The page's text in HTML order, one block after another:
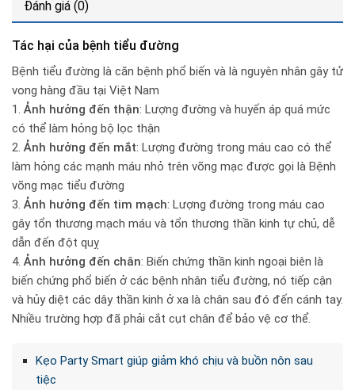
Đánh giá (0)
Tác hại của bệnh tiểu đường
Bệnh tiểu đường là căn bệnh phổ biến và là nguyên nhân gây tử
vong hàng đầu tại Việt Nam
1. Ảnh hưởng đến thận: Lượng đường và huyến áp quá mức
có thể làm hỏng bộ lọc thận
2. Ảnh hưởng đến mắt: Lượng đường trong máu cao có thể
làm hỏng các mạnh máu nhỏ trên võng mạc được gọi là Bệnh
võng mạc tiểu đường
3. Ảnh hưởng đến tim mạch: Lượng đường trong máu cao
gây tổn thương mạch máu và tổn thương thần kinh tự chủ, dễ
dẫn đến đột quỵ
4. Ảnh hưởng đến chân: Biến chứng thần kinh ngoại biên là
biến chứng phổ biến ở các bệnh nhân tiểu đường, nó tiếp cận
và hủy diệt các dây thần kinh ở xa là chân sau đó đến cánh tay.
Nhiều trường hợp đã phải cắt cụt chân để bảo vệ cơ thể.
Kẹo Party Smart giúp giảm khó chịu và buồn nôn sau
tiệc